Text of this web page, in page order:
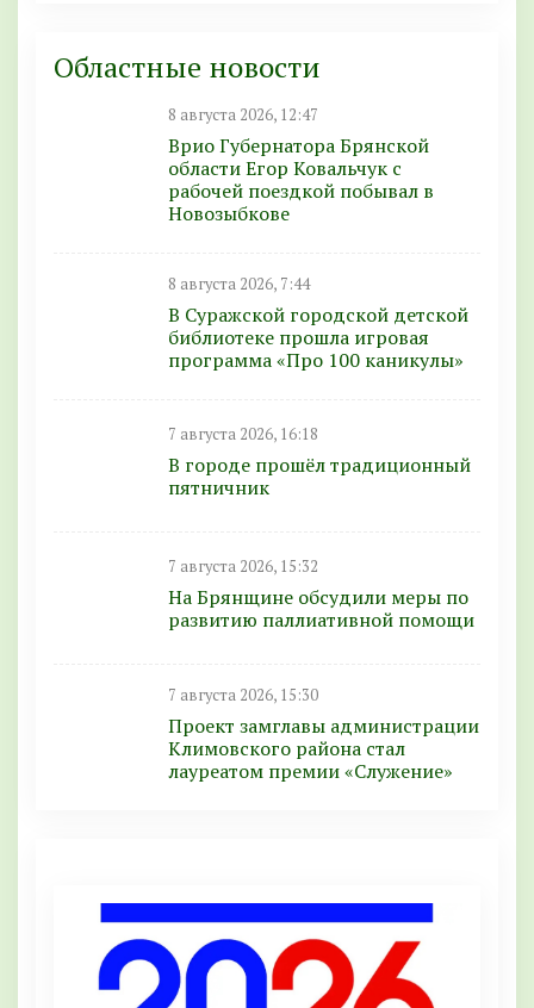
Областные новости
8 августа 2026, 12:47
Врио Губернатора Брянской
области Егор Ковальчук с
рабочей поездкой побывал в
Новозыбкове
8 августа 2026, 7:44
В Суражской городской детской
библиотеке прошла игровая
программа «Про 100 каникулы»
7 августа 2026, 16:18
В городе прошёл традиционный
пятничник
7 августа 2026, 15:32
На Брянщине обсудили меры по
развитию паллиативной помощи
7 августа 2026, 15:30
Проект замглавы администрации
Климовского района стал
лауреатом премии «Служение»